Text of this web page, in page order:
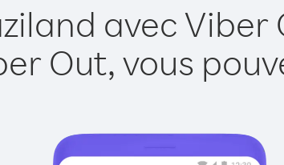
avec Viber
Out, vous